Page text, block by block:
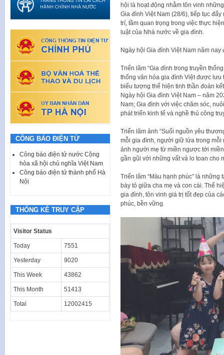
hội là hoạt động nhằm tôn vinh
Gia đình Việt Nam (28/6), tiếp tục
trí, tầm quan trọng trong việc thực
luật của Nhà nước về gia đình.
Ngày hội Gia đình Việt Nam năm
Triển lãm “Gia đình trong truyền
thống văn hóa gia đình Việt được
biểu tượng thể hiện tinh thần đoàn
Ngày hội Gia đình Việt Nam – năm
Nam; Gia đình với việc chăm sóc,
phát triển kinh tế và nghề thủ công
Triển lãm ảnh “Suối nguồn yêu
mỗi gia đình, người giữ lửa trong mỗi
ảnh người mẹ từ miền ngược tới
gần gũi với những vất vả lo toan cho
Triển lãm “Màu hạnh phúc” là
bày tỏ giữa cha mẹ và con cái. Thể
gia đình, tôn vinh giá trị tốt đẹp của
phúc, bền vững.
CÔNG BÁO ĐIỆN TỬ
Công báo điện tử nước Cộng
hòa xã hội chủ nghĩa Việt Nam
Công báo điện tử thành phố Hà
Nội
THỐNG KÊ TRUY CẬP
Visitor Status
Today 7551
Yesterday 9020
This Week 43862
This Month 51413
Total 12002415